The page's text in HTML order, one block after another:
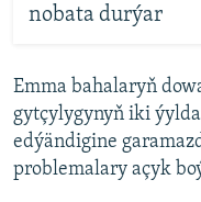
nobata durýar
Emma bahalaryň
gytçylygynyň iki
edýändigine
problemalary açyk